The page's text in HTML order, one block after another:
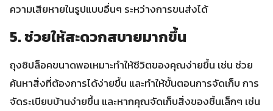
ความเสียหายในรูปแบบอื่นๆ ระหว่างการขนส่งได้
5. ช่วยให้สะดวกสบายมากขึ้น
ถุงซิปล็อคขนาดพอเหมาะทำให้ชีวิตของคุณง่ายขึ้น เช่น ช่วย
ค้นหาสิ่งที่ต้องการได้ง่ายขึ้น และทำให้ขั้นตอนการจัดเก็บ การ
จัดระเบียบบ้านง่ายขึ้น และหากคุณจัดเก็บสิ่งของชิ้นเล็กๆ เช่น